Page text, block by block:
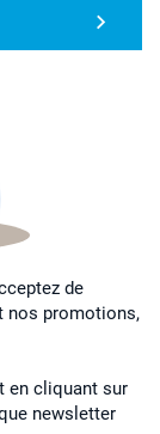
de
nos promotions,
en cliquant sur
newsletter